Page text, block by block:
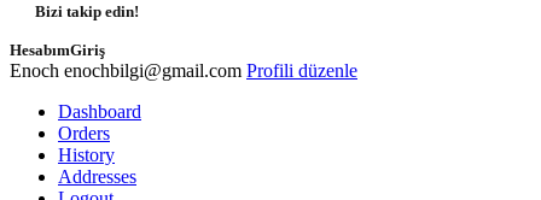
Bizi takip edin!
HesabımGiriş
Enoch enochbilgi@gmail.com Profili düzenle
Dashboard
Orders
History
Addresses